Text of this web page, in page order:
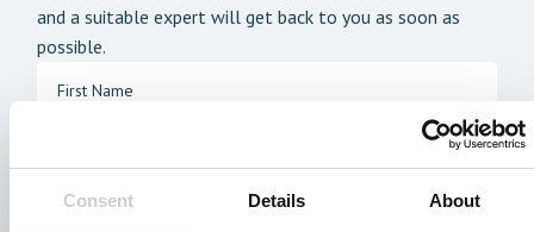
Consent Details About
and a suitable expert will get back to you as soon as
possible.